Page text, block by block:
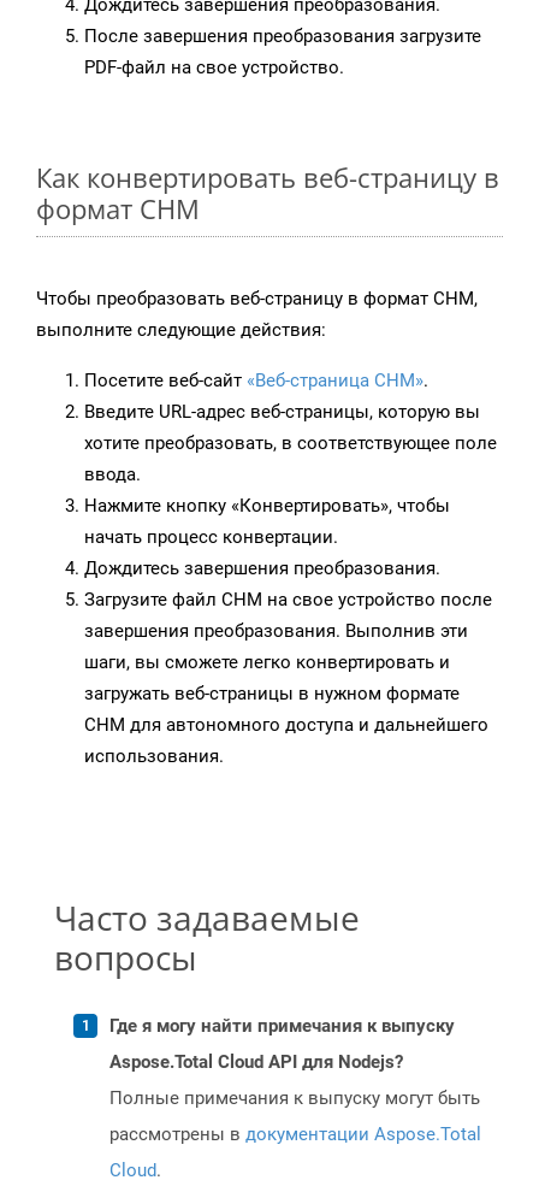
Дождитесь завершения преобразования.
После завершения преобразования загрузите
PDF-файл на свое устройство.
Как конвертировать веб-страницу в
формат CHM
Чтобы преобразовать веб-страницу в формат CHM,
выполните следующие действия:
Посетите веб-сайт «Веб-страница CHM».
Введите URL-адрес веб-страницы, которую вы
хотите преобразовать, в соответствующее поле
ввода.
Нажмите кнопку «Конвертировать», чтобы
начать процесс конвертации.
Дождитесь завершения преобразования.
Загрузите файл CHM на свое устройство после
завершения преобразования. Выполнив эти
шаги, вы сможете легко конвертировать и
загружать веб-страницы в нужном формате
CHM для автономного доступа и дальнейшего
использования.
Часто задаваемые
вопросы
Где я могу найти примечания к выпуску
Aspose.Total Cloud API для Nodejs?
Полные примечания к выпуску могут быть
рассмотрены в документации Aspose.Total
Cloud.